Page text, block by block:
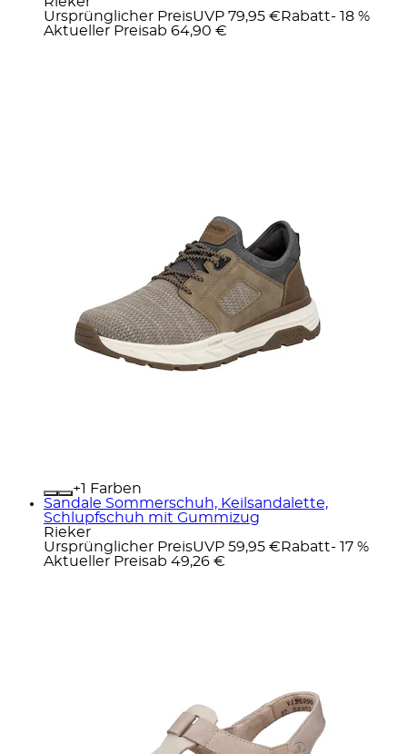
Ursprünglicher PreisUVP 79,95 € Rabatt- 18 %
Aktueller Preisab 64,90 €
+
Farben
Sandale Sommerschuh, Keilsandalette,
Schlupfschuh mit Gummizug
Rieker
Ursprünglicher PreisUVP 59,95 € Rabatt- 17 %
Aktueller Preisab 49,26 €